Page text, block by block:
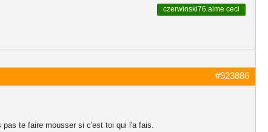
czerwinski76 aime ceci
#923886
te faire mousser si c'est toi qui l'a fais.